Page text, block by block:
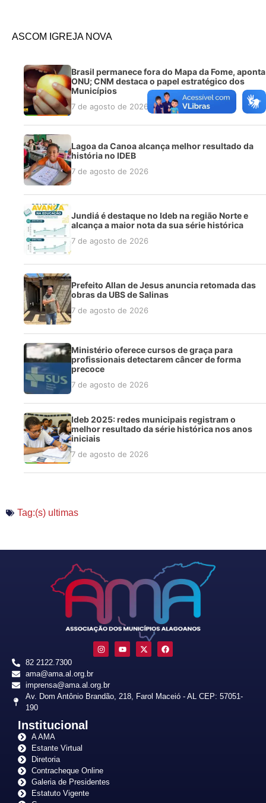
ASCOM IGREJA NOVA
Brasil permanece fora do Mapa da Fome, aponta
ONU; CNM destaca o papel estratégico dos
Municípios
7 de agosto de 2026
Lagoa da Canoa alcança melhor resultado da
história no IDEB
7 de agosto de 2026
Jundiá é destaque no Ideb na região Norte e
alcança a maior nota da sua série histórica
7 de agosto de 2026
Prefeito Allan de Jesus anuncia retomada das
obras da UBS de Salinas
7 de agosto de 2026
Ministério oferece cursos de graça para
profissionais detectarem câncer de forma
precoce
7 de agosto de 2026
Ideb 2025: redes municipais registram o
melhor resultado da série histórica nos anos
iniciais
7 de agosto de 2026
Tag:(s) ultimas
82 2122.7300
ama@ama.al.org.br
imprensa@ama.al.org.br
Av. Dom Antônio Brandão, 218, Farol Maceió - AL CEP: 57051-
190
Institucional
A AMA
Estante Virtual
Diretoria
Contracheque Online
Galeria de Presidentes
Estatuto Vigente